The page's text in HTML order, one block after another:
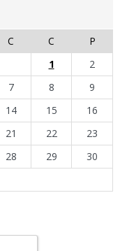
C C
P
1
2
7 8
9
14 15
16
21 22
23
28 29
30